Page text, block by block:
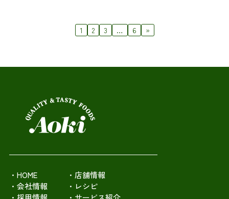
1 2 3 … 6 »
・HOME
・店舗情報
・会社情報
・レシピ